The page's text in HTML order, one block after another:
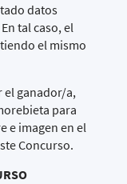
datos
tal caso, el
el mismo
el ganador/a,
para
e imagen en el
Concurso.